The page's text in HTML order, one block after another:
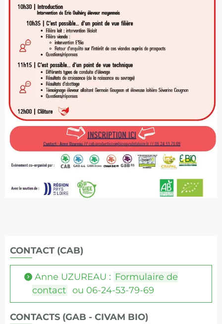
CONTACT (CAB)
Anne UZUREAU : Formulaire de
contact ou 06-24-53-79-69
CONTACTS (GAB - CIVAM BIO)